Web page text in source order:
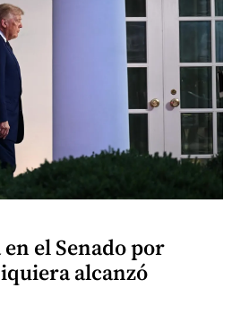
en el Senado por
alcanzó